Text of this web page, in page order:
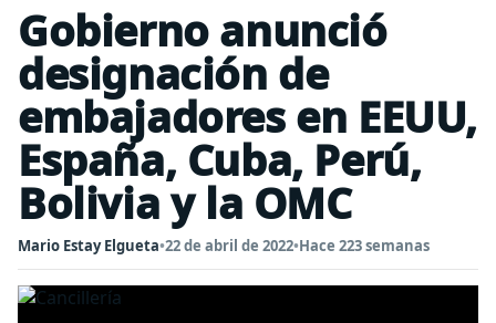
Gobierno anunció
designación de
embajadores en EEUU,
España, Cuba, Perú,
Bolivia y la OMC
Mario Estay Elgueta•22 de abril de 2022•Hace 223 semanas